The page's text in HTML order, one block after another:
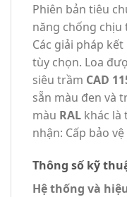
Phiên bản tiêu
năng chống
Các giải pháp
tùy chọn. Loa
siêu trầm CAD
sẵn màu đen và
màu RAL khác là
nhận: Cấp bảo vệ
Thông số kỹ
Hệ thống và